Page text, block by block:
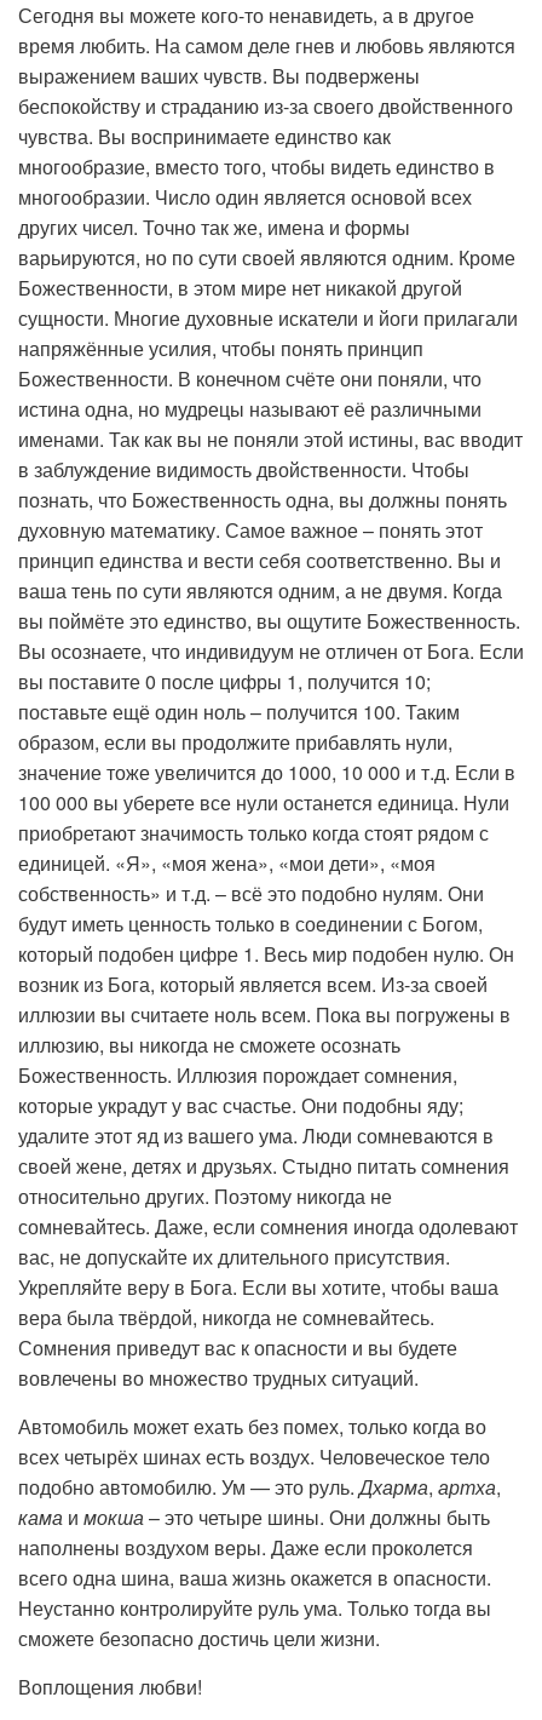
Сегодня вы можете кого-то ненавидеть, а в другое
время любить. На самом деле гнев и любовь являются
выражением ваших чувств. Вы подвержены
беспокойству и страданию из-за своего двойственного
чувства. Вы воспринимаете единство как
многообразие, вместо того, чтобы видеть единство в
многообразии. Число один является основой всех
других чисел. Точно так же, имена и формы
варьируются, но по сути своей являются одним. Кроме
Божественности, в этом мире нет никакой другой
сущности. Многие духовные искатели и йоги прилагали
напряжённые усилия, чтобы понять принцип
Божественности. В конечном счёте они поняли, что
истина одна, но мудрецы называют её различными
именами. Так как вы не поняли этой истины, вас вводит
в заблуждение видимость двойственности. Чтобы
познать, что Божественность одна, вы должны понять
духовную математику. Самое важное – понять этот
принцип единства и вести себя соответственно. Вы и
ваша тень по сути являются одним, а не двумя. Когда
вы поймёте это единство, вы ощутите Божественность.
Вы осознаете, что индивидуум не отличен от Бога. Если
вы поставите 0 после цифры 1, получится 10;
поставьте ещё один ноль – получится 100. Таким
образом, если вы продолжите прибавлять нули,
значение тоже увеличится до 1000, 10 000 и т.д. Если в
100 000 вы уберете все нули останется единица. Нули
приобретают значимость только когда стоят рядом с
единицей. «Я», «моя жена», «мои дети», «моя
собственность» и т.д. – всё это подобно нулям. Они
будут иметь ценность только в соединении с Богом,
который подобен цифре 1. Весь мир подобен нулю. Он
возник из Бога, который является всем. Из-за своей
иллюзии вы считаете ноль всем. Пока вы погружены в
иллюзию, вы никогда не сможете осознать
Божественность. Иллюзия порождает сомнения,
которые украдут у вас счастье. Они подобны яду;
удалите этот яд из вашего ума. Люди сомневаются в
своей жене, детях и друзьях. Стыдно питать сомнения
относительно других. Поэтому никогда не
сомневайтесь. Даже, если сомнения иногда одолевают
вас, не допускайте их длительного присутствия.
Укрепляйте веру в Бога. Если вы хотите, чтобы ваша
вера была твёрдой, никогда не сомневайтесь.
Сомнения приведут вас к опасности и вы будете
вовлечены во множество трудных ситуаций.
Автомобиль может ехать без помех, только когда во
всех четырёх шинах есть воздух. Человеческое тело
подобно автомобилю. Ум — это руль.Дхарма, артха,
кама и мокша– это четыре шины. Они должны быть
наполнены воздухом веры. Даже если проколется
всего одна шина, ваша жизнь окажется в опасности.
Неустанно контролируйте руль ума. Только тогда вы
сможете безопасно достичь цели жизни.
Воплощения любви!